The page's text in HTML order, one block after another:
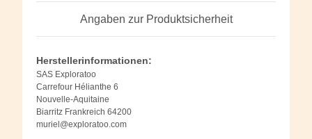
Angaben zur Produktsicherheit
Herstellerinformationen:
SAS Exploratoo
Carrefour Hélianthe 6
Nouvelle-Aquitaine
Biarritz Frankreich 64200
muriel@exploratoo.com